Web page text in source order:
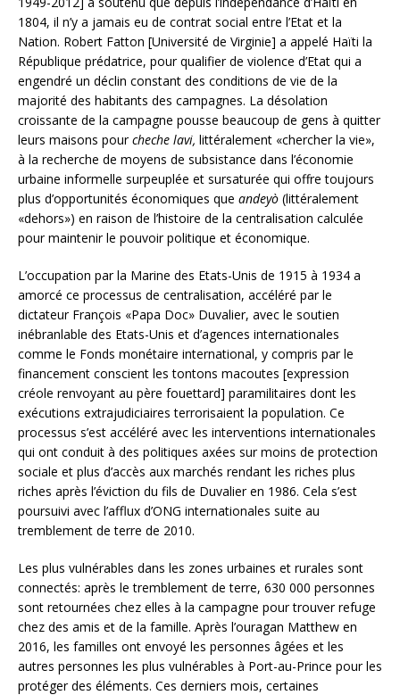
1804, il n’y a jamais eu de contrat social entre l’Etat et la
Nation. Robert Fatton [Université de Virginie] a appelé Haïti la
République prédatrice, pour qualifier de violence d’Etat qui a
engendré un déclin constant des conditions de vie de la
majorité des habitants des campagnes. La désolation
croissante de la campagne pousse beaucoup de gens à quitter
leurs maisons pourcheche lavi, littéralement «chercher la vie»,
à la recherche de moyens de subsistance dans l’économie
urbaine informelle surpeuplée et sursaturée qui offre toujours
plus d’opportunités économiques que andeyò (littéralement
«dehors») en raison de l’histoire de la centralisation calculée
pour maintenir le pouvoir politique et économique.
L’occupation par la Marine des Etats-Unis de 1915 à 1934 a
amorcé ce processus de centralisation, accéléré par le
dictateur François «Papa Doc» Duvalier, avec le soutien
inébranlable des Etats-Unis et d’agences internationales
comme le Fonds monétaire international, y compris par le
financement conscient les tontons macoutes [expression
créole renvoyant au père fouettard] paramilitaires dont les
exécutions extrajudiciaires terrorisaient la population. Ce
processus s’est accéléré avec les interventions internationales
qui ont conduit à des politiques axées sur moins de protection
sociale et plus d’accès aux marchés rendant les riches plus
riches après l’éviction du fils de Duvalier en 1986. Cela s’est
poursuivi avec l’afflux d’ONG internationales suite au
tremblement de terre de 2010.
Les plus vulnérables dans les zones urbaines et rurales sont
connectés: après le tremblement de terre, 630 000 personnes
sont retournées chez elles à la campagne pour trouver refuge
chez des amis et de la famille. Après l’ouragan Matthew en
2016, les familles ont envoyé les personnes âgées et les
autres personnes les plus vulnérables à Port-au-Prince pour les
protéger des éléments. Ces derniers mois, certaines